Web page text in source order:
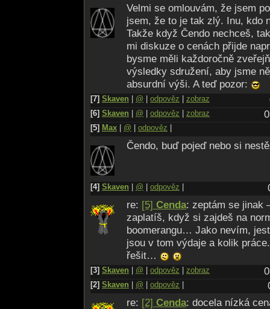
Velmi se omlouvám, že jsem
jsem, že to je tak zlý. Inu, kdo
Takže když Čendo nechceš,
mi diskuze o cenách přijde
bysme měli každoročně
výsledky sdružení, aby jsme
absurdní výši. A teď pozor:
[7] Skaven @ odpověz zobraz
[6] Skaven @ odpověz zobraz
[5] Max @ odpověz
Čendo, buď pojeď nebo si
[4] Skaven @ odpověz
re: [5] Cenda: zeptám se jinak
zaplatíš, když si zajdeš na
boomerangu… Jako nevím,
jsou v tom výdaje a kolik
řešit…
[3] Skaven @ odpověz zobraz
[2] Skaven @ odpověz
re: [2] Cenda: docela nízká